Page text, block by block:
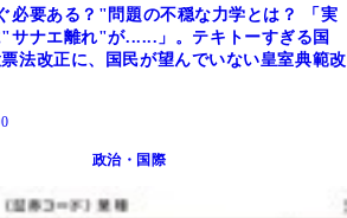
必要ある？"問題の不穏な力学とは？ 「実
サナエ離れ"が......」。テキトーすぎる国
法改正に、国民が望んでいない皇室典範改
政治・国際